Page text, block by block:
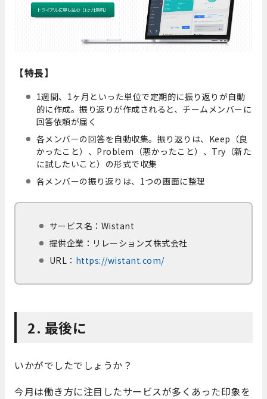
【特長】
1週間、1ヶ月といった単位で定期的に振り返りが自動
的に作成。振り返りが作成されると、チームメンバーに
回答依頼が届く
各メンバーの回答を自動収集。振り返りは、Keep（良
かったこと）、Problem（悪かったこと）、Try（新た
に試したいこと）の形式で収集
各メンバーの振り返りは、1つの画面に整理
サービス名：Wistant
提供企業：リレーションズ株式会社
URL： https://wistant.com/
2. 最後に
いかがでしたでしょうか？
今月は働き方に注目したサービスが多くあった印象を